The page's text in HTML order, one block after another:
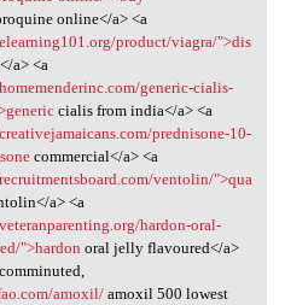
online</a> <a
product/viagra/">dis
a> <a
generic-cialis-
cialis from india</a> <a
prednisone-10-
commercial</a> <a
ventolin/">qua
a> <a
hardon-oral-
">hardon oral jelly flavoured</a>
amoxil/amoxil 500 lowest